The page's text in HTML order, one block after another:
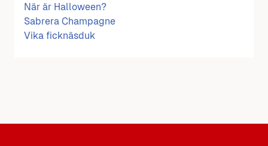
När är Halloween?
Sabrera Champagne
Vika ficknäsduk